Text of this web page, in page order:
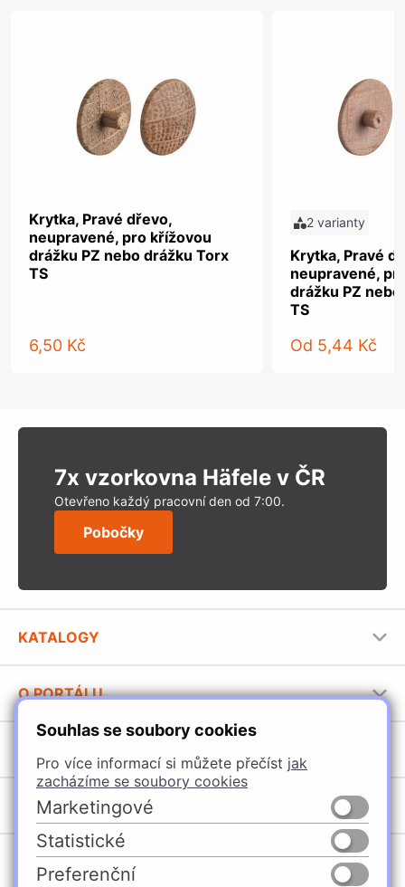
Souhlas se soubory cookies
Pro více informací si můžete přečíst jak
zacházíme se soubory cookies
Marketingové
Statistické
Preferenční
Krytka, Pravé dřevo,
neupravené, pro křížovou
drážku PZ nebo drážku Torx
TS
6,50 Kč
2 varianty
Krytka, Pravé
neupravené,
drážku PZ
TS
Od 5,44 Kč
7x vzorkovna Häfele v ČR
Otevřeno každý pracovní den od 7:00.
Pobočky
KATALOGY
Stavební katalog Häfele
Brožury Häfele
O PORTÁLU
Provozovatel portálu
Jak používat portál
Úchytky
Nábytkové kování
Vybavení kuchyní
Osvětlení a elektro
POBOČKY
Domašín
Vyškov